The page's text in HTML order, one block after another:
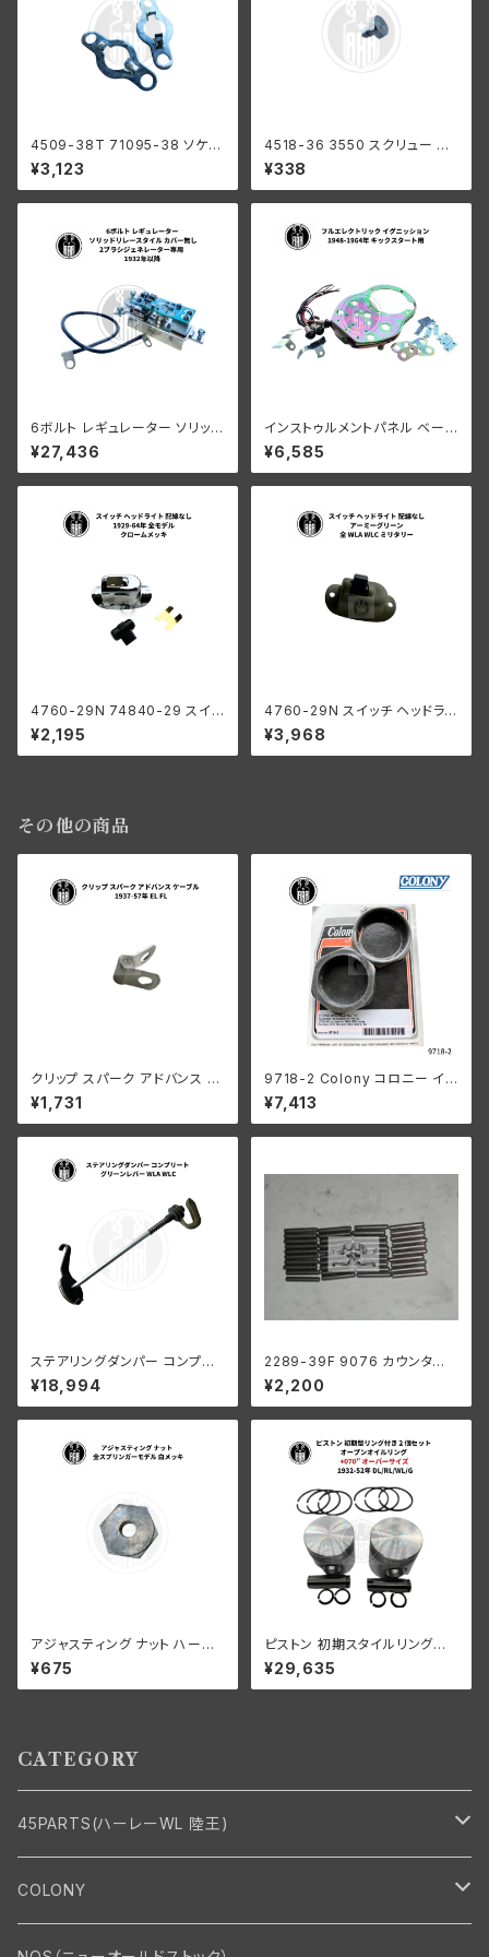
4509-38T 71095-38 ソケッ
ト バルブ 2個入り ハーレーダビ
ッドソン 1939-46年 全モデル
インパネ スイッチ
¥3,123
4518-36 3550 スクリュー イ
ンストルメント パネル カバー用
1個 ハーレーダビッドソン 1936
-46年 全モデル
¥338
6ボルト レギュレーター ソリッド
リレースタイル カバー無し 2ブ
ラシジェネレーター専用 ハーレ
ーダビッドソン 1932年以降
¥27,436
インストゥルメントパネル ベース
ハーレーダビッドソン 1939-46
年 全モデル 台湾製
¥6,585
4760-29N 74840-29 スイッ
チ ヘッドライト 配線なし ハーレ
ーダビッドソン 1929-64年 全
モデル クロームメッキ
¥2,195
4760-29N スイッチ ヘッドライ
ト 配線なし アーミーグリーン
ハーレーダビッドソン 全 WLA
WLC ミリタリー
¥3,968
その他の商品
クリップ スパーク アドバンス ケ
ーブル ハーレーダビッドソン 19
37-57年 EL FL
¥1,731
9718-2 Colony コロニー イン
テーク マニホールド ナット キッ
ト ハーレーダビッドソン 1940-
54年 OHV 74 モデル 1953-5
¥7,413
ステアリングダンパー コンプリ
ート グリーンレバー ハーレーダ
ビッドソン WLA WLC
¥18,994
2289-39F 9076 カウンター
シャフト ロングローラー 1ギア
ボックス用 .0004オーバーサイ
ズ
¥2,200
アジャスティング ナット ハーレ
ーダビッドソン 全スプリンガー
モデル 白メッキ
¥675
ピストン 初期スタイルリング付
き 2 個セット オープン オイル リ
ング +070" OS 1932-52年 D
L/RL/WL/G
¥29,635
CATEGORY
45PARTS(ハーレーWL 陸王)
エンジン
エンジン・シリンダーヘッド
COLONY